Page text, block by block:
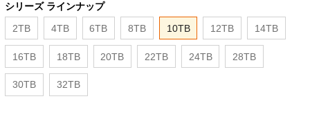
シリーズ ラインナップ
2TB
4TB 6TB 8TB 10TB 12TB 14TB
16TB 18TB 20TB 22TB 24TB 28TB
30TB 32TB